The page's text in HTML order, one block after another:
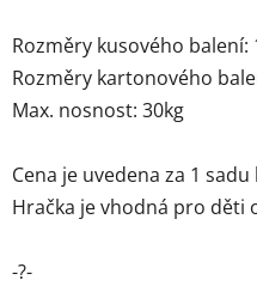
Rozměry kusového balení:
Rozměry kartonového
Max. nosnost: 30kg
Cena je uvedena za 1 sadu
Hračka je vhodná pro děti
-?-